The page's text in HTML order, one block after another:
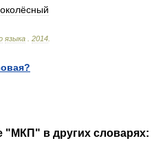
языка 2014
"МКП" в других словарях: